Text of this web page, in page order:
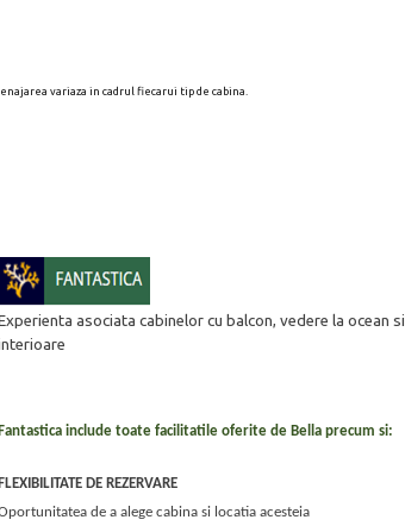
variaza in cadrul fiecarui tip de cabina.
asociata cabinelor cu balcon, vedere la ocean si
Fantastica include toate facilitatile oferite de Bella precum si:
FLEXIBILITATE DE REZERVARE
de a alege cabina si locatia acesteia